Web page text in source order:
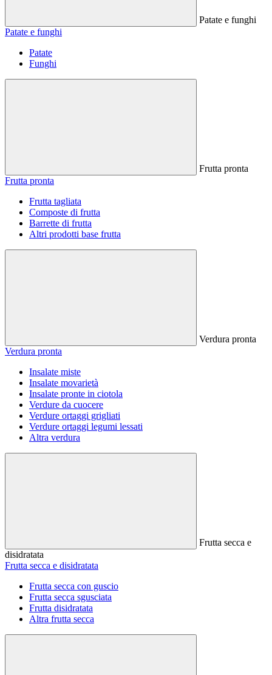
Patate e funghi
Patate e funghi
Patate
Funghi
Frutta pronta
Frutta pronta
Frutta tagliata
Composte di frutta
Barrette di frutta
Altri prodotti base frutta
Verdura pronta
Verdura pronta
Insalate miste
Insalate movarietà
Insalate pronte in ciotola
Verdure da cuocere
Verdure ortaggi grigliati
Verdure ortaggi legumi lessati
Altra verdura
Frutta secca e
disidratata
Frutta secca e disidratata
Frutta secca con guscio
Frutta secca sgusciata
Frutta disidratata
Altra frutta secca